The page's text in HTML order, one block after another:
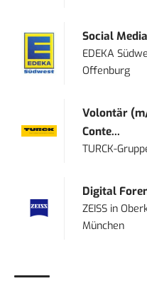
Social
EDEKA
Offenburg
Volontär
Conte...
TURCK-
Digital
ZEISS in
München